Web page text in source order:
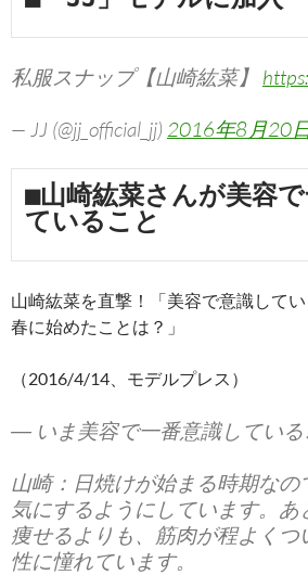
私服スナップ【山崎紘菜】
— JJ (@jj_official_jj) 2016年8月20
■山崎紘菜さんが美容
ていること
山崎紘菜を直撃！「美容で意識して
春に始めたことは？」
（2016/4/14、モデルプレス）
― いま美容で一番意識している
山崎：日焼けが始まる時期なの
気にするようにしています。
痩せるよりも、筋肉が程よく
性に憧れています。